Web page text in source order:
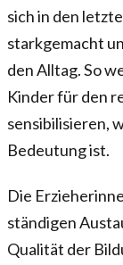
sich in den
starkgemacht
den Alltag. So
Kinder für den
sensibilisieren,
Bedeutung ist.
Die
ständigen
Qualität der